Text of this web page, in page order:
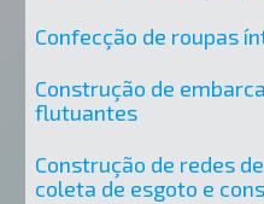
Confecção de roupas
Construção de
flutuantes
Construção de redes
coleta de esgoto e